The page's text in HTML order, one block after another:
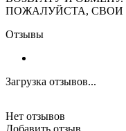
ПОЖАЛУЙСТА, СВОИ
Отзывы
Загрузка отзывов...
Нет отзывов
Добавить отзыв